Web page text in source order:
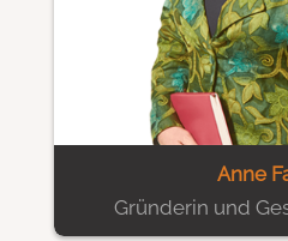
Anne
Gründerin und